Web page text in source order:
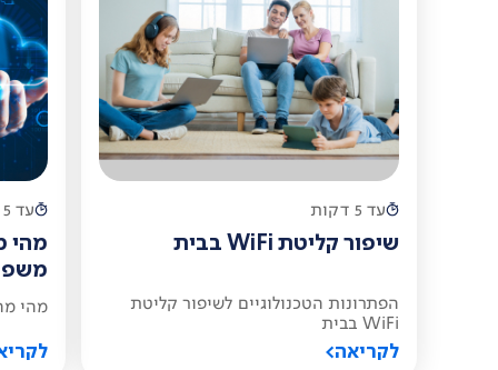
עד 5 דקות
שיפור קליטת WiFi בבית
הפתרונות הטכנולוגיים לשיפור קליטת
WiFi בבית
לקריאה>
עד 5 דקות
מהי
מהי